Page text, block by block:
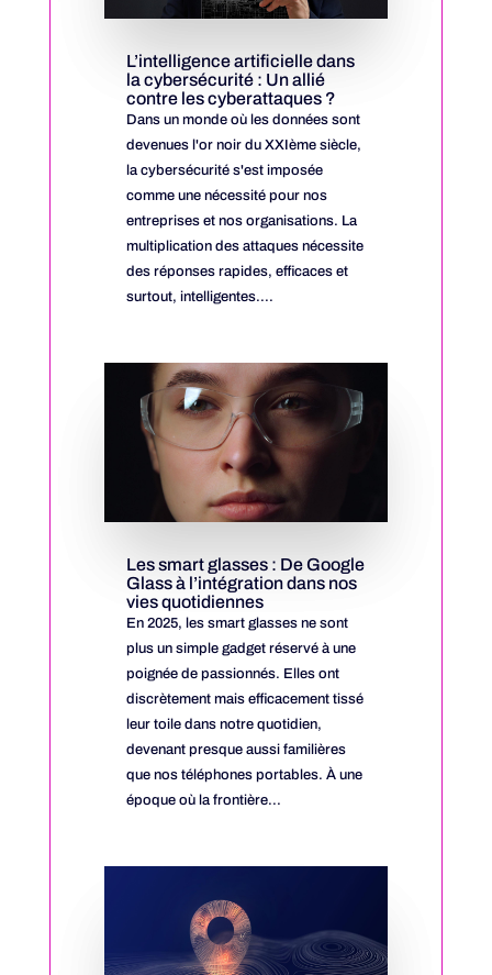
L’intelligence artificielle dans
la cybersécurité : Un allié
contre les cyberattaques ?
Dans un monde où les données sont
devenues l'or noir du XXIème siècle,
la cybersécurité s'est imposée
comme une nécessité pour nos
entreprises et nos organisations. La
multiplication des attaques nécessite
des réponses rapides, efficaces et
surtout, intelligentes....
Les smart glasses : De Google
Glass à l’intégration dans nos
vies quotidiennes
En 2025, les smart glasses ne sont
plus un simple gadget réservé à une
poignée de passionnés. Elles ont
discrètement mais efficacement tissé
leur toile dans notre quotidien,
devenant presque aussi familières
que nos téléphones portables. À une
époque où la frontière...